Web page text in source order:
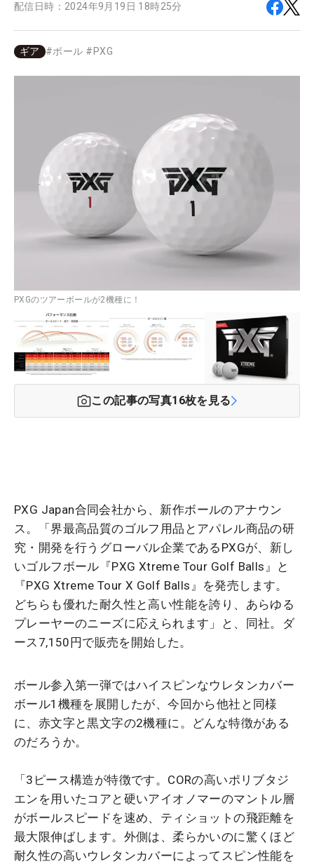
配信日時： 2024年9月19日 18時25分
ギア #ボール # PXG
PXGのツアーボールが2機種に！
この記事の写真16枚を見る
PXG Japan合同会社から、新作ボールのアナウン
ス。「界最高品質のゴルフ用品とアパレル商品の研
究・開発を行うグローバル企業であるPXGが、新し
いゴルフボール『PXG Xtreme Tour Golf Balls』と
『PXG Xtreme Tour X Golf Balls』を発売します。
どちらも優れた耐久性と高い性能を誇り、あらゆる
プレーヤーのニーズに応えられます」と、同社。ダ
ース7,150円で販売を開始した。
ボール参入第一弾ではハイスピンなウレタンカバー
ボール1機種を展開したが、今回から他社と同様
に、赤文字と黒文字の2機種に。どんな特徴がある
のだろうか。
「3ピース構造が特徴です。CORの高いポリブタジ
エンを用いたコアと硬いアイオノマーのマントル層
がボールスピードを速め、ティショットの飛距離を
最大限伸ばします。外側は、柔らかいのに驚くほど
耐久性の高いウレタンカバーによってスピン性能を